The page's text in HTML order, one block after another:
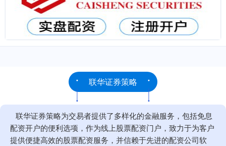
联华证券策略
联华证券策略为交易者提供了多样化的金融服务，包括免息
配资开户的便利选项，作为线上股票配资门户，致力于为客户
提供便捷高效的股票配资服务，并信赖于先进的配资公司软